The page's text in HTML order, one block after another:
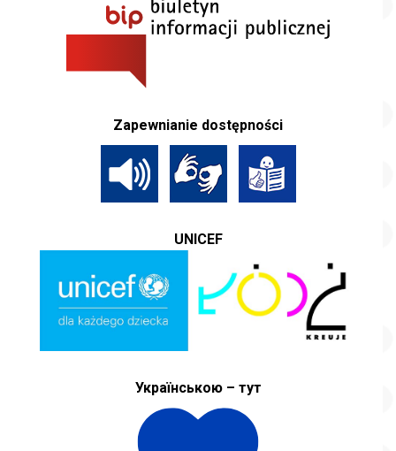
Zapewnianie dostępności
UNICEF
Українською – тут